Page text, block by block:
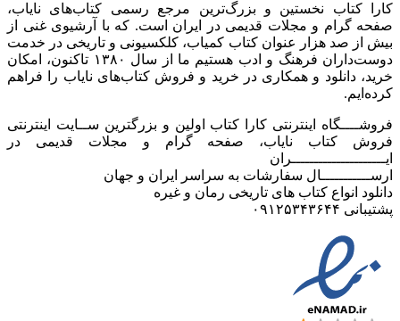
کارا کتاب نخستین و بزرگ‌ترین مرجع رسمی کتاب‌های نایاب،
صفحه گرام و مجلات قدیمی در ایران است. که با آرشیوی غنی از
بیش از صد هزار عنوان کتاب کمیاب، کلکسیونی و تاریخی در خدمت
دوست‌داران فرهنگ و ادب هستیم ما از سال ۱۳۸۰ تاکنون، امکان
خرید، دانلود و همکاری در خرید و فروش کتاب‌های نایاب را فراهم
کرده‌ایم.
فروشــــگاه اینترنتی کارا کتاب اولین و بزرگترین ســایت اینترنتی
فروش کتاب نایاب، صفحه گرام و مجلات قدیمی در
ایـــــــــــــــــــــران
ارســـــــــــال سفارشات به سراسر ایران و جهان
دانلود انواع کتاب های تاریخی رمان و غیره
پشتیبانی ۰۹۱۲۵۳۴۳۶۴۴